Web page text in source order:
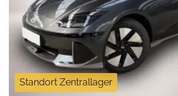
Standort Zentrallager